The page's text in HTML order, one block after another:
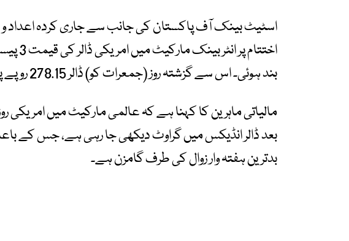
اسٹیٹ بینک آف پاکستان کی جانب سے جاری کردہ اعداد
بند ہوئی۔ اس سے گزشتہ روز (جمعرات کو) ڈالر 278.15 روپے پر بند ہوا تھا۔
مالیاتی ماہرین کا کہنا ہے کہ عالمی مارکیٹ میں امریکی
بعد ڈالر انڈیکس میں گراوٹ دیکھی جا رہی ہے، جس کے
بدترین ہفتہ وار زوال کی طرف گامزن ہے۔